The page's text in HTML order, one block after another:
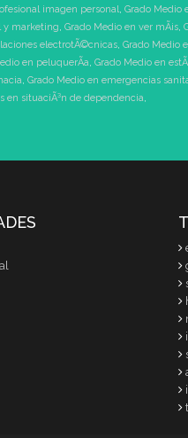
imagen personal, Grado Medio
y marketing, Grado Medio en ver mÃ¡s,
electrotÃ©cnicas, Grado Medio
en peluquerÃ­a, Grado Medio en
, Grado Medio en emergencias
en situaciÃ³n de dependencia,